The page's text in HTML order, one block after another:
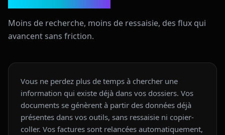
Moins de recherche, moins de ressaisie, des flux qui
avancent sans friction.
Vous ne perdez plus de temps à chercher une
information qui existe déjà dans vos dossiers. Vos
documents se génèrent à partir des données déjà
présentes dans vos outils, sans ressaisie ni copier-
coller. Vos factures sont relancées automatiquement,